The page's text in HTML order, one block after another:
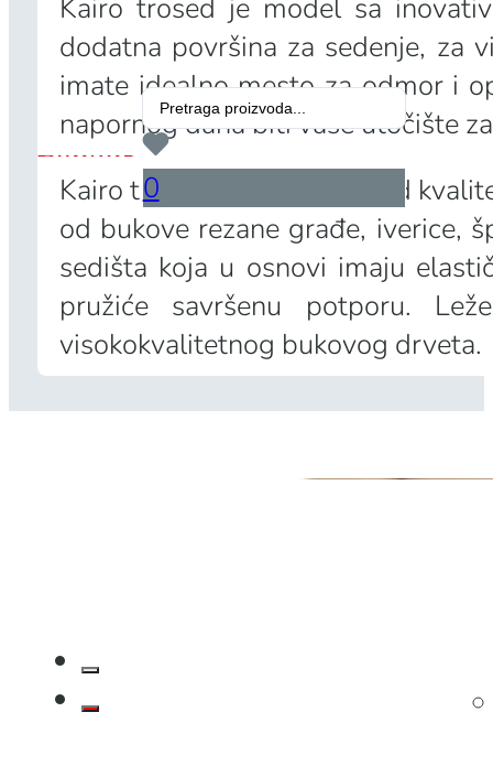
Search
...
0
Kairo trosed je model sa
dodatna površina za sedenje, za
imate idealno mesto za odmor i
napornog dana biti vaše utočište
Kairo trosed napravljen je od
od bukove rezane građe, iverice,
sedišta koja u osnovi imaju
pružiće savršenu potporu.
visokokvalitetnog bukovog drveta.